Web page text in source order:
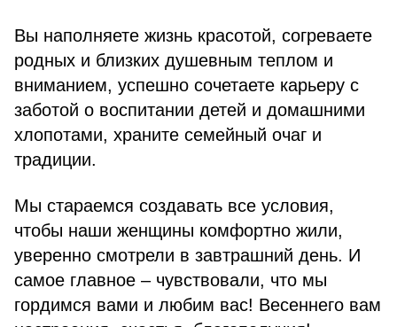
Вы наполняете жизнь красотой, согреваете
родных и близких душевным теплом и
вниманием, успешно сочетаете карьеру с
заботой о воспитании детей и домашними
хлопотами, храните семейный очаг и
традиции.
Мы стараемся создавать все условия,
чтобы наши женщины комфортно жили,
уверенно смотрели в завтрашний день. И
самое главное – чувствовали, что мы
гордимся вами и любим вас! Весеннего вам